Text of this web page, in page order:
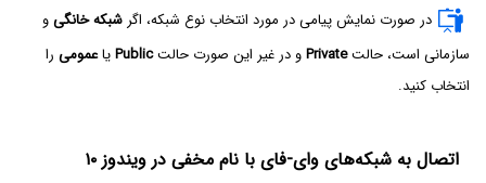
در صورت نمایش پیامی در مورد انتخاب نوع شبکه، اگرشبکه خانگیو
سازمانی است، حالتPrivateو در غیر این صورت حالتPublic‌یاعمومی را
انتخاب کنید.
اتصال به شبکه‌های وای-فای با نام مخفی در ویندوز ۱۰